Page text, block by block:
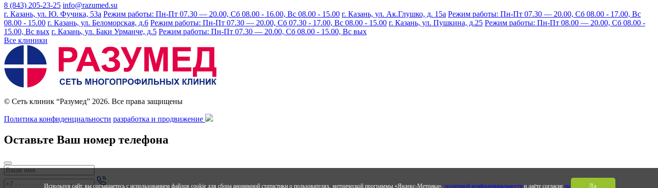
8 (843) 205-23-25 info@razumed.su
г. Казань, ул. Ю. Фучика, 53а Режим работы: Пн-Пт 07.30 — 20.00, Сб 08.00 - 16.00, Вс 08.00 - 15.00 г. Казань, ул. Ак.Глушко, д. 15а Режим работы: Пн-Пт 07.30 — 20.00, Сб 08.00 - 17.00, Вс
08.00 - 15.00 г. Казань, ул. Беломорская, д.6 Режим работы: Пн-Пт 07.30 — 20.00, Сб 07.30 - 17.00, Вс 08.00 - 15.00 г. Казань, ул. Пушкина, д.25 Режим работы: Пн-Пт 08.00 — 20.00, Сб 08.00 -
15.00, Вс вых г. Казань, ул. Баки Урманче, д.5 Режим работы: Пн-Пт 07.30 — 20.00, Сб 08.00 - 15.00, Вс вых
Все клиники
© Сеть клиник “Разумед” 2026. Все права защищены
Политика конфиденциальности разработка и продвижение
Оставьте Ваш номер телефона
Используя сайт, вы соглашаетесь с использованием файлов cookie для сбора анонимной статистики о пользователях, метрической программы «Яндекс-Метрика», политикой конфиденциальностии даёте согласие на Да,